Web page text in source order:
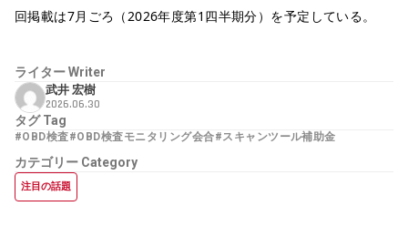
回掲載は7月ごろ（2026年度第1四半期分）を予定している。
ライターWriter
武井 宏樹
2026.06.30
タグTag
#OBD検査#OBD検査モニタリング会合#スキャンツール補助金
カテゴリー Category
注目の話題